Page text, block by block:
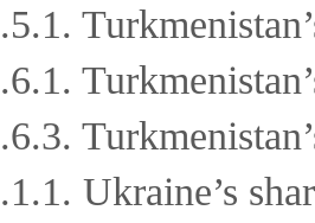
Ukraine’s